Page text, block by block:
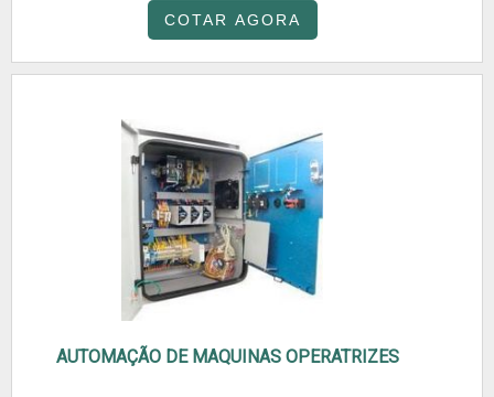
COTAR AGORA
AUTOMAÇÃO DE MAQUINAS OPERATRIZES